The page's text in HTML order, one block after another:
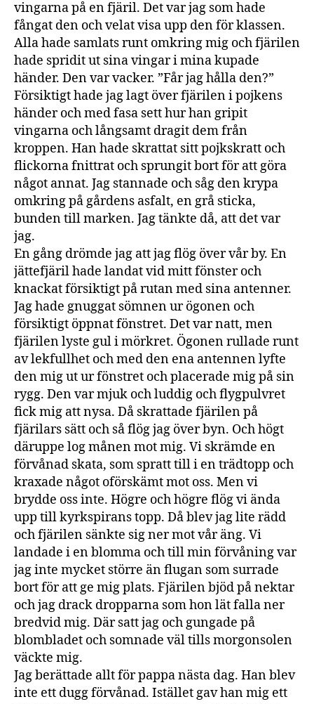
vingarna på en fjäril. Det var jag som hade
fångat den och velat visa upp den för klassen.
Alla hade samlats runt omkring mig och fjärilen
hade spridit ut sina vingar i mina kupade
händer. Den var vacker. ”Får jag hålla den?”
Försiktigt hade jag lagt över fjärilen i pojkens
händer och med fasa sett hur han gripit
vingarna och långsamt dragit dem från
kroppen. Han hade skrattat sitt pojkskratt och
flickorna fnittrat och sprungit bort för att göra
något annat. Jag stannade och såg den krypa
omkring på gårdens asfalt, en grå sticka,
bunden till marken. Jag tänkte då, att det var
jag.
En gång drömde jag att jag flög över vår by. En
jättefjäril hade landat vid mitt fönster och
knackat försiktigt på rutan med sina antenner.
Jag hade gnuggat sömnen ur ögonen och
försiktigt öppnat fönstret. Det var natt, men
fjärilen lyste gul i mörkret. Ögonen rullade runt
av lekfullhet och med den ena antennen lyfte
den mig ut ur fönstret och placerade mig på sin
rygg. Den var mjuk och luddig och flygpulvret
fick mig att nysa. Då skrattade fjärilen på
fjärilars sätt och så flög jag över byn. Och högt
däruppe log månen mot mig. Vi skrämde en
förvånad skata, som spratt till i en trädtopp och
kraxade något oförskämt mot oss. Men vi
brydde oss inte. Högre och högre flög vi ända
upp till kyrkspirans topp. Då blev jag lite rädd
och fjärilen sänkte sig ner mot vår äng. Vi
landade i en blomma och till min förvåning var
jag inte mycket större än flugan som surrade
bort för att ge mig plats. Fjärilen bjöd på nektar
och jag drack dropparna som hon lät falla ner
bredvid mig. Där satt jag och gungade på
blombladet och somnade väl tills morgonsolen
väckte mig.
Jag berättade allt för pappa nästa dag. Han blev
inte ett dugg förvånad. Istället gav han mig ett